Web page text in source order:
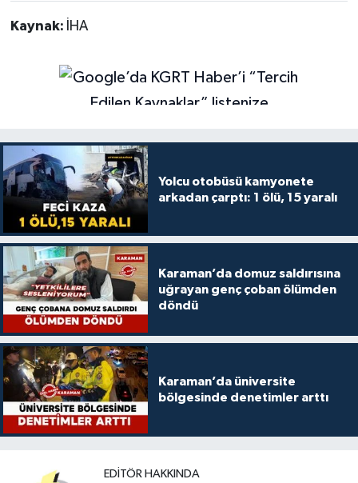
Kaynak: İHA
Yolcu otobüsü kamyonete
arkadan çarptı: 1 ölü, 15 yaralı
Karaman’da domuz saldırısına
uğrayan genç çoban ölümden
döndü
Karaman’da üniversite
bölgesinde denetimler arttı
EDITÖR HAKKINDA